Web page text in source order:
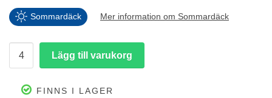
Sommardäck Mer information om Sommardäck
FINNS I LAGER